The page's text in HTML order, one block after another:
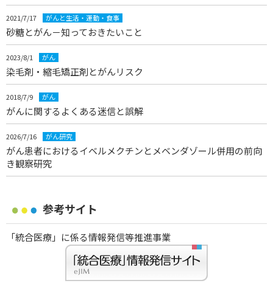
2021/7/17 がんと生活・運動・食事
砂糖とがん－知っておきたいこと
2023/8/1 がん
染毛剤・縮毛矯正剤とがんリスク
2018/7/9 がん
がんに関するよくある迷信と誤解
2026/7/16 がん研究
がん患者におけるイベルメクチンとメベンダゾール併用の前向
き観察研究
参考サイト
「統合医療」に係る情報発信等推進事業